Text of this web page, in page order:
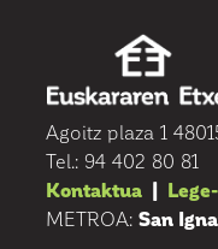
Agoitz plaza 1
Tel.: 94 402 80 81
Kontaktua |
METROA: San